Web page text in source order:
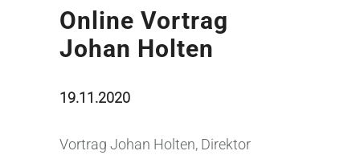
Online Vortrag
Johan Holten
19.11.2020
Vortrag Johan Holten, Direktor